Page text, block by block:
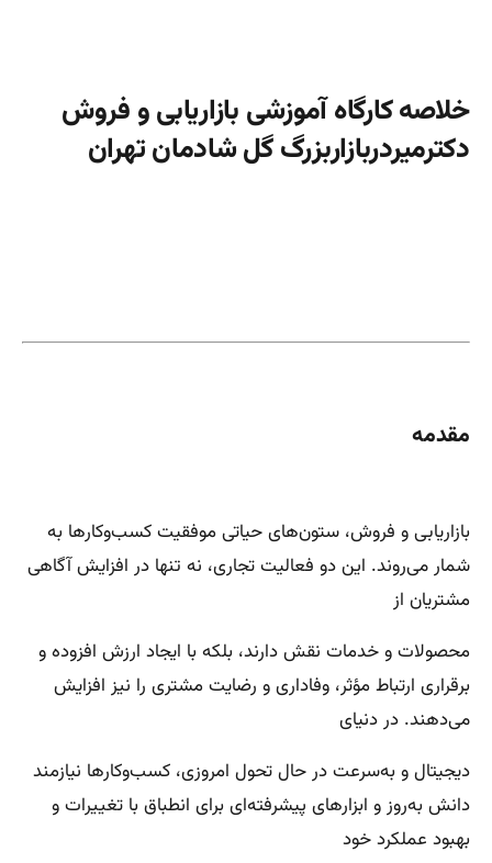
خلاصه کارگاه آموزشی بازاریابی و فروش
دکترمیردربازاربزرگ گل شادمان تهران
مقدمه
بازاریابی و فروش، ستون‌های حیاتی موفقیت کسب‌وکارها به
شمار می‌روند. این دو فعالیت تجاری، نه تنها در افزایش آگاهی
مشتریان از
محصولات و خدمات نقش دارند، بلکه با ایجاد ارزش افزوده و
برقراری ارتباط مؤثر، وفاداری و رضایت مشتری را نیز افزایش
می‌دهند. در دنیای
دیجیتال و به‌سرعت در حال تحول امروزی، کسب‌وکارها نیازمند
دانش به‌روز و ابزارهای پیشرفته‌ای برای انطباق با تغییرات و
بهبود عملکرد خود